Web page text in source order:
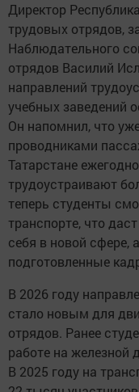
Директор
трудовых отрядов,
Наблюдательного
отрядов Василий
направлений
учебных заведений
Он напомнил, что
проводниками
Татарстане
трудоустраивают
теперь студенты
транспорте, что
себя в новой сфере,
подготовленные
В 2026 году
стало новым для
отрядов. Ранее
работе на железной
В 2025 году на